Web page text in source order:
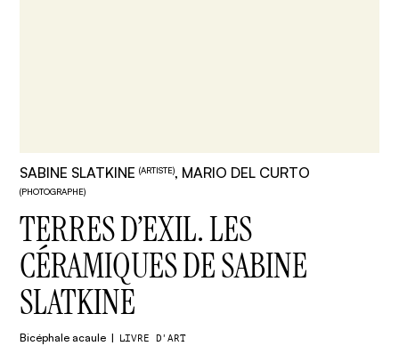
SABINE SLATKINE(ARTISTE), MARIO DEL CURTO
(PHOTOGRAPHE)
TERRES D’EXIL. LES
CÉRAMIQUES DE SABINE
SLATKINE
Bicéphale acaule LIVRE D'ART